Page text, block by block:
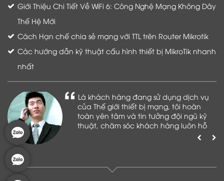
Giới Thiệu Chi Tiết Về WiFi 6: Công Nghệ Mạng Không Dây
Thế Hệ Mới
Cách Hạn chế chia sẻ mạng với TTL trên Router Mikrotik
Các hướng dẫn kỹ thuật cấu hình thiết bị MikroTik nhanh
nhất
Là khách hàng đang sử dụng dịch vụ
của Thế giới thiết bị mạng, tôi hoàn
toàn yên tâm và tin tưởng đội ngũ kỹ
thuật, chăm sóc khách hàng luôn hỗ